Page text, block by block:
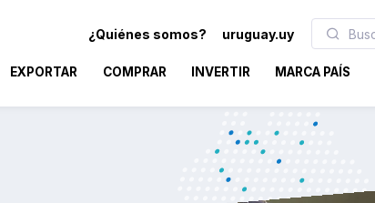
¿Quiénes somos? uruguay.uy
EXPORTAR COMPRAR INVERTIR MARCA PAÍS